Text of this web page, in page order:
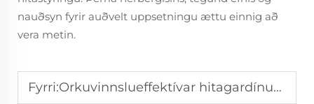
nauðsyn fyrir auðvelt uppsetningu ættu einnig að
vera metin.
Fyrri:Orkuvinnslueffektívar hitagardínur: Minnka þær hitunotkun?